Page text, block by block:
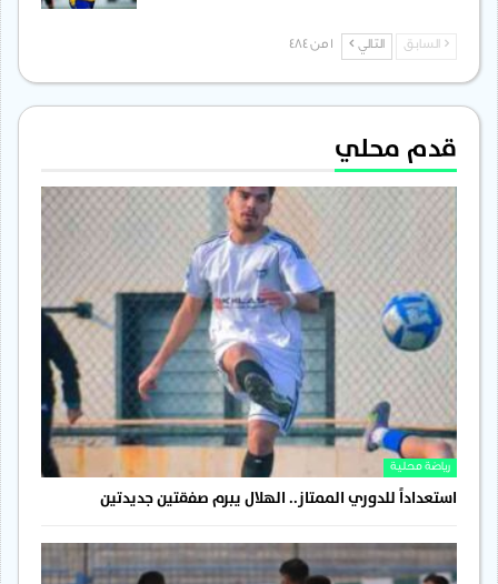
السابق التالي
قدم محلي
رياضة محلية
استعداداً للدوري الممتاز.. الهلال يبرم صفقتين جديدتين